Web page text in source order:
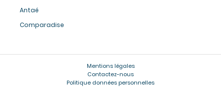
Antaé
Comparadise
Mentions légales
Contactez-nous
Politique données personnelles